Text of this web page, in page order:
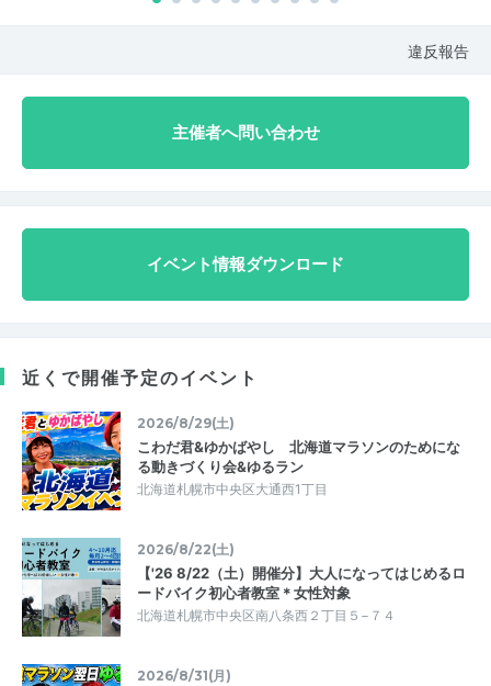
違反報告
主催者へ問い合わせ
イベント情報ダウンロード
近くで開催予定のイベント
2026/8/29(土)
こわだ君&ゆかばやし 北海道マラソンのためにな
る動きづくり会&ゆるラン
北海道札幌市中央区大通西1丁目
2026/8/22(土)
【'26 8/22（土）開催分】大人になってはじめるロ
ードバイク初心者教室＊女性対象
北海道札幌市中央区南八条西２丁目５−７４
2026/8/31(月)